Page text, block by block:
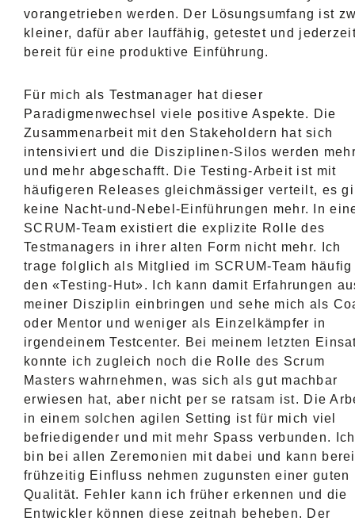
vorangetrieben werden. Der Lösungsumfang ist
kleiner, dafür aber lauffähig, getestet und
bereit für eine produktive Einführung.
Für mich als Testmanager hat dieser
Paradigmenwechsel viele positive Aspekte. Die
Zusammenarbeit mit den Stakeholdern hat sich
intensiviert und die Disziplinen-Silos werden
und mehr abgeschafft. Die Testing-Arbeit ist mit
häufigeren Releases gleichmässiger verteilt, es
keine Nacht-und-Nebel-Einführungen mehr. In
SCRUM-Team existiert die explizite Rolle des
Testmanagers in ihrer alten Form nicht mehr. Ich
trage folglich als Mitglied im SCRUM-Team häufig
den «Testing-Hut». Ich kann damit Erfahrungen
meiner Disziplin einbringen und sehe mich als
oder Mentor und weniger als Einzelkämpfer in
irgendeinem Testcenter. Bei meinem letzten
konnte ich zugleich noch die Rolle des Scrum
Masters wahrnehmen, was sich als gut machbar
erwiesen hat, aber nicht per se ratsam ist. Die
in einem solchen agilen Setting ist für mich viel
befriedigender und mit mehr Spass verbunden. Ich
bin bei allen Zeremonien mit dabei und kann
frühzeitig Einfluss nehmen zugunsten einer guten
Qualität. Fehler kann ich früher erkennen und die
Entwickler können diese zeitnah beheben. Der